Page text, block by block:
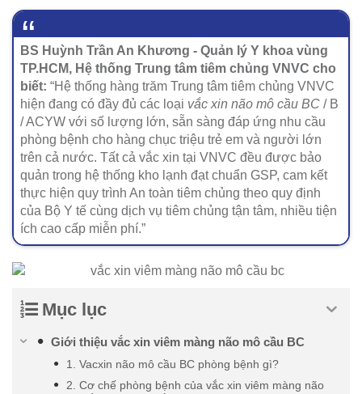
BS Huỳnh Trần An Khương - Quản lý Y khoa vùng
TP.HCM, Hệ thống Trung tâm tiêm chủng VNVC cho
biết: “Hệ thống hàng trăm Trung tâm tiêm chủng VNVC
hiện đang có đầy đủ các loại vắc xin não mô cầu BC / B
/ ACYW với số lượng lớn, sẵn sàng đáp ứng nhu cầu
phòng bệnh cho hàng chục triệu trẻ em và người lớn
trên cả nước. Tất cả vắc xin tại VNVC đều được bảo
quản trong hệ thống kho lạnh đạt chuẩn GSP, cam kết
thực hiện quy trình An toàn tiêm chủng theo quy định
của Bộ Y tế cùng dịch vụ tiêm chủng tận tâm, nhiều tiện
ích cao cấp miễn phí.”
Mục lục
Giới thiệu vắc xin viêm màng não mô cầu BC
1. Vacxin não mô cầu BC phòng bệnh gì?
2. Cơ chế phòng bệnh của vắc xin viêm màng não